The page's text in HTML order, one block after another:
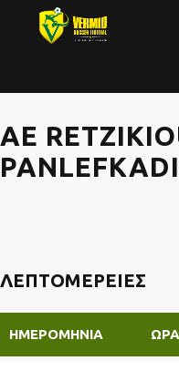
AE
ΛΕΠΤΟΜΈΡΕΙΕΣ
ΗΜΕΡΟΜΗΝΊΑ ΏΡΑ